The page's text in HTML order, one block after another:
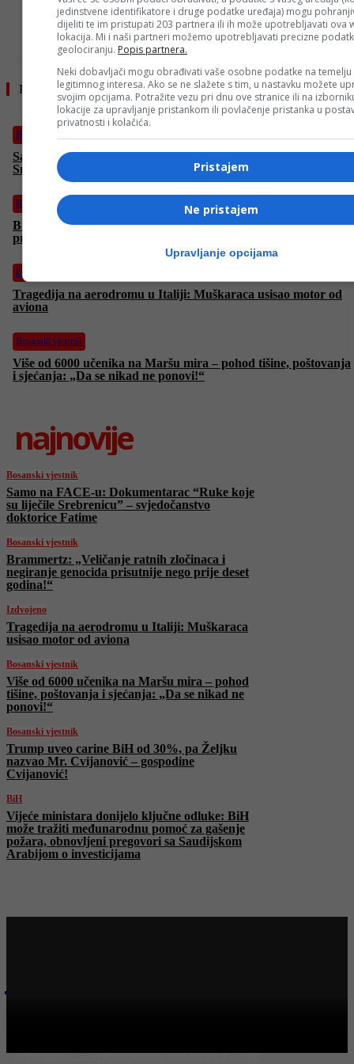
TAG # ALCARAZ TENIS WIMBLEDON
Pročitajte još
Bosanski vjestnik
Samo na FACE-u: Dokumentarac “Ruke koje su liječile
Srebrenicu” – svjedočanstvo doktorice Fatime
Bosanski vjestnik
Brammertz: „Veličanje ratnih zločinaca i negiranje genocida
prisutnije nego prije deset godina!“
Izdvojeno
Tragedija na aerodromu u Italiji: Muškaraca usisao motor od
aviona
Bosanski vjestnik
Više od 6000 učenika na Maršu mira – pohod tišine, poštovanja
i sjećanja: „Da se nikad ne ponovi!“
najnovije
Bosanski vjestnik
Samo na FACE-u: Dokumentarac “Ruke koje
su liječile Srebrenicu” – svjedočanstvo
doktorice Fatime
Bosanski vjestnik
Brammertz: „Veličanje ratnih zločinaca i
negiranje genocida prisutnije nego prije deset
godina!“
Izdvojeno
Tragedija na aerodromu u Italiji: Muškaraca
usisao motor od aviona
Bosanski vjestnik
Više od 6000 učenika na Maršu mira – pohod
tišine, poštovanja i sjećanja: „Da se nikad ne
ponovi!“
Bosanski vjestnik
Trump uveo carine BiH od 30%, pa Željku
nazvao Mr. Cvijanović – gospodine
Cvijanović!
BiH
Vijeće ministara donijelo ključne odluke: BiH
može tražiti međunarodnu pomoć za gašenje
požara, obnovljeni pregovori sa Saudijskom
Arabijom o investicijama
Srebrenicu” – svjedočanstvo doktorice Fatime
jedinstvene identifikatore i druge podatke uređaja) mogu
dijeliti te im pristupati 203 partnera ili ih može upotrebljavati ova
lokacija. Mi i naši partneri možemo upotrebljavati precizne
geolociranju. Popis partnera.
Neki dobavljači mogu obrađivati vaše osobne podatke na temelju
legitimnog interesa. Ako se ne slažete s tim, u nastavku možete
svojim opcijama. Potražite vezu pri dnu ove stranice ili na
lokacije za upravljanje pristankom ili povlačenje pristanka u
privatnosti i kolačića.
Pristajem
Ne pristajem
Upravljanje opcijama